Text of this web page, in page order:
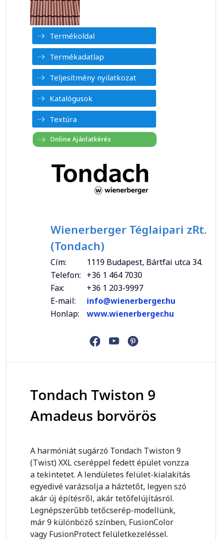
Termékoldal
Termékadatlap
Teljesítmény nyilatkozat
Katalógusok
Textúra
Wienerberger Téglaipari zRt.
(Tondach)
Cím:
1119 Budapest, Bártfai utca 34.
Telefon:
+36 1 464 7030
Fax:
+36 1 203-9997
E-mail:
info@wienerberger.hu
Honlap:
www.wienerberger.hu
Tondach Twiston 9
Amadeus borvörös
A harmóniát sugárzó Tondach Twiston 9
(Twist) XXL cseréppel fedett épület vonzza
a tekintetet. A lendületes felület-kialakítás
egyedivé varázsolja a háztetőt, legyen szó
akár új építésről, akár tetőfelújításról.
Legnépszerűbb tetőcserép-modellünk,
már 9 különböző színben, FusionColor
vagy FusionProtect felületkezeléssel.